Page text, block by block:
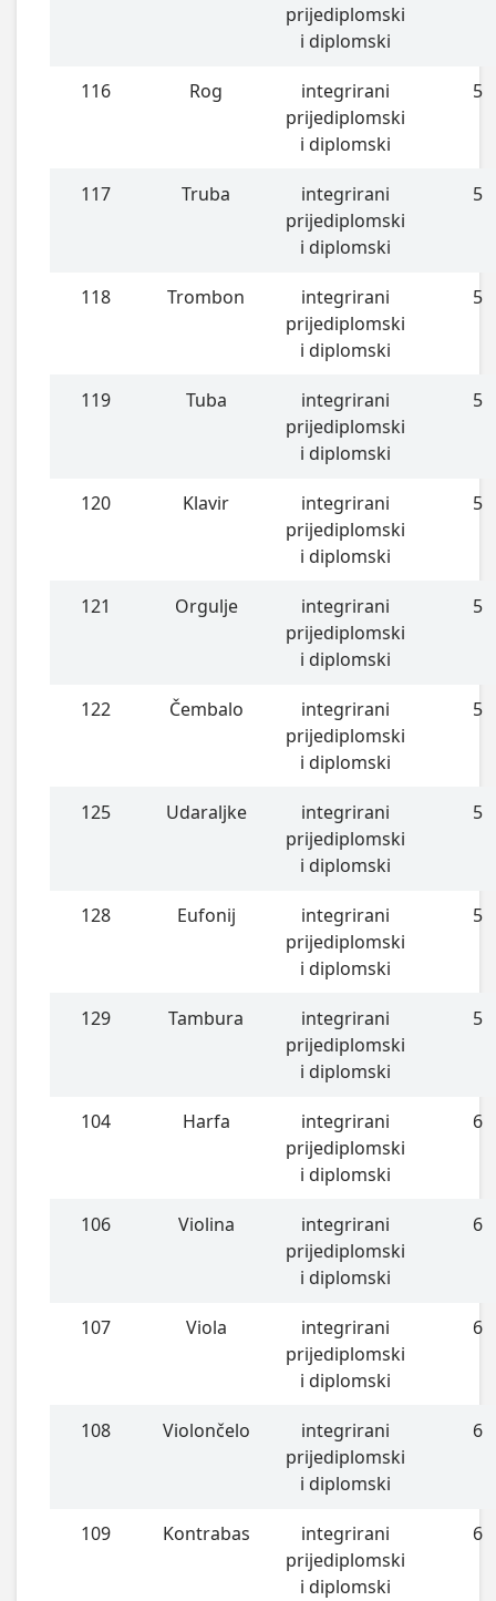
prijediplomski
i diplomski
116 Rog
integrirani
prijediplomski
i diplomski
5
117 Truba
integrirani
prijediplomski
i diplomski
5
118 Trombon
integrirani
prijediplomski
i diplomski
5
119 Tuba
integrirani
prijediplomski
i diplomski
5
120 Klavir
integrirani
prijediplomski
i diplomski
5
121 Orgulje
integrirani
prijediplomski
i diplomski
5
122 Čembalo
integrirani
prijediplomski
i diplomski
5
125 Udaraljke
integrirani
prijediplomski
i diplomski
5
128 Eufonij
integrirani
prijediplomski
i diplomski
5
129 Tambura
integrirani
prijediplomski
i diplomski
5
104 Harfa
integrirani
prijediplomski
i diplomski
6
106 Violina
integrirani
prijediplomski
i diplomski
6
107 Viola
integrirani
prijediplomski
i diplomski
6
108 Violončelo
integrirani
prijediplomski
i diplomski
6
109 Kontrabas
integrirani
prijediplomski
i diplomski
6